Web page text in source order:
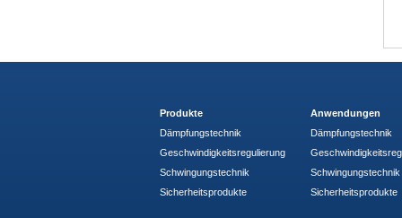
Produkte
Dämpfungstechnik
Geschwindigkeitsregulierung
Schwingungstechnik
Sicherheitsprodukte
Anwendungen
Dämpfungstechnik
Schwingungstechnik
Sicherheitsprodukte